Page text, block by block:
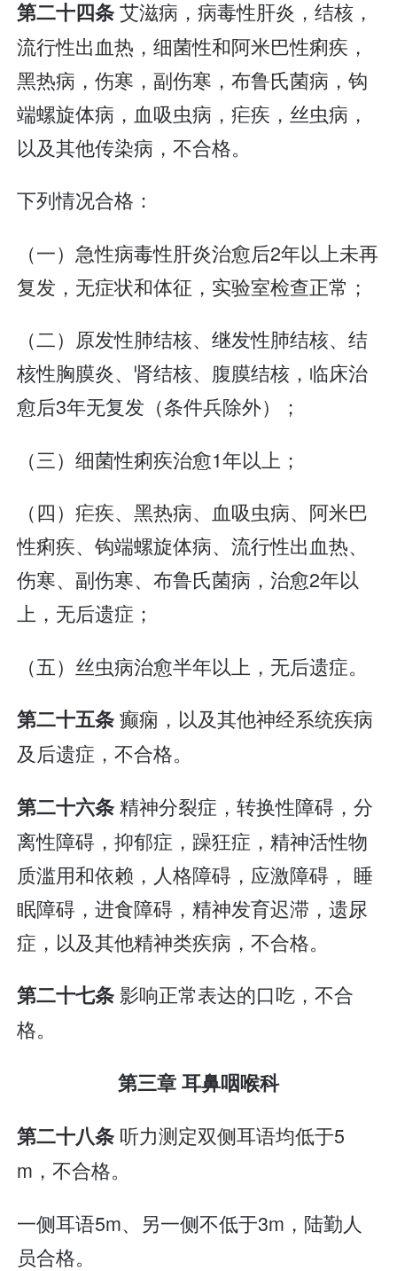
第二十四条艾滋病，病毒性肝炎，结核，
流行性出血热，细菌性和阿米巴性痢疾，
黑热病，伤寒，副伤寒，布鲁氏菌病，钩
端螺旋体病，血吸虫病，疟疾，丝虫病，
以及其他传染病，不合格。
下列情况合格：
（一）急性病毒性肝炎治愈后2年以上未再
复发，无症状和体征，实验室检查正常；
（二）原发性肺结核、继发性肺结核、结
核性胸膜炎、肾结核、腹膜结核，临床治
愈后3年无复发（条件兵除外）；
（三）细菌性痢疾治愈1年以上；
（四）疟疾、黑热病、血吸虫病、阿米巴
性痢疾、钩端螺旋体病、流行性出血热、
伤寒、副伤寒、布鲁氏菌病，治愈2年以
上，无后遗症；
（五）丝虫病治愈半年以上，无后遗症。
第二十五条癫痫，以及其他神经系统疾病
及后遗症，不合格。
第二十六条精神分裂症，转换性障碍，分
离性障碍，抑郁症，躁狂症，精神活性物
质滥用和依赖，人格障碍，应激障碍， 睡
眠障碍，进食障碍，精神发育迟滞，遗尿
症，以及其他精神类疾病，不合格。
第二十七条影响正常表达的口吃，不合
格。
第三章 耳鼻咽喉科
第二十八条 听力测定双侧耳语均低于5
m，不合格。
一侧耳语5m、另一侧不低于3m，陆勤人
员合格。